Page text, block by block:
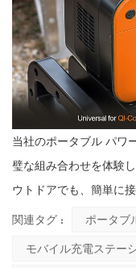
当社のポータブル パワ
璧な組み合わせを体験
ウトドアでも、簡単に
関連タグ : ポータブ
モバイル充電ステー